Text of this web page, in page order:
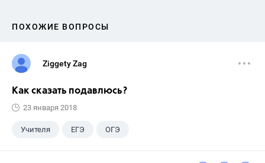
ПОХОЖИЕ ВОПРОСЫ
Ziggety Zag
Как сказать подавлюсь?
23 января 2018
Учителя ЕГЭ ОГЭ